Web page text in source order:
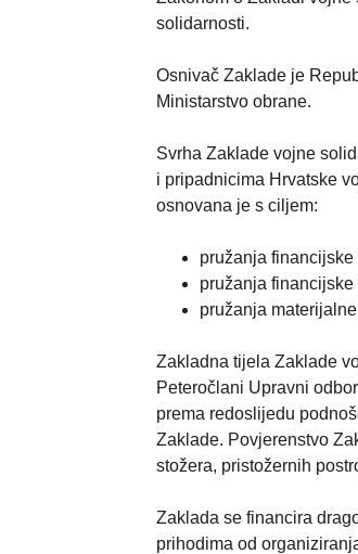
solidarnosti.
Osnivač Zaklade je
Ministarstvo obrane.
Svrha Zaklade vojne
i pripadnicima Hrvatske
osnovana je s ciljem:
pružanja
pružanja
pružanja
Zakladna tijela Zaklade
Peteročlani Upravni
prema redoslijedu
Zaklade. Povjerenstvo
stožera, pristožernih
Zaklada se financira
prihodima od